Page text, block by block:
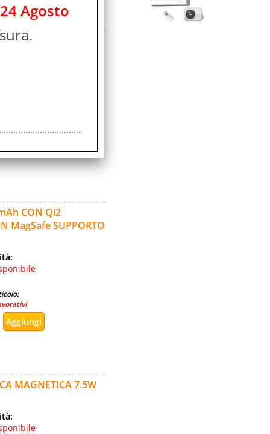
DISPLAY 3 PORTE
CON Qi2
MagSafe SUPPORTO
MAGNETICA 7.5W
Agosto